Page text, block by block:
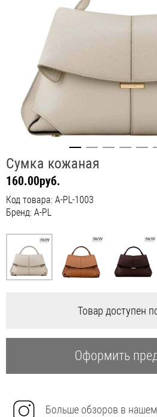
Сумка кожаная
160.00руб.
Код товара: A-PL-1003
Бренд: A-PL
Товар доступен
Оформить
Больше обзоров в